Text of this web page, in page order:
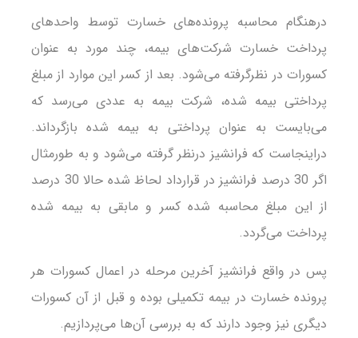
درهنگام محاسبه پرونده‌های خسارت توسط واحدهای
پرداخت خسارت شرکت‌های بیمه، چند مورد به عنوان
کسورات در نظرگرفته می‌شود. بعد از کسر این موارد از مبلغ
پرداختی بیمه شده، شرکت بیمه به عددی می‌رسد که
می‌بایست به عنوان پرداختی به بیمه شده بازگرداند.
دراینجاست که فرانشیز درنظر گرفته می‌شود و به طورمثال
اگر 30 درصد فرانشیز در قرارداد لحاظ شده حالا 30 درصد
از این مبلغ محاسبه شده کسر و مابقی به بیمه شده
پرداخت می‌گردد.
پس در واقع فرانشیز آخرین مرحله در اعمال کسورات هر
پرونده خسارت در بیمه تکمیلی بوده و قبل از آن کسورات
دیگری نیز وجود دارند که به بررسی آن‌ها می‌پردازیم.